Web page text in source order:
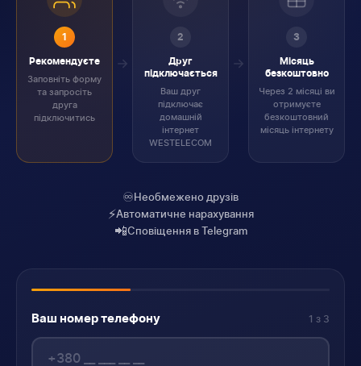
1
Рекомендуєте
Заповніть форму
та запросіть
друга
підключитись
2
Друг
підключається
Ваш друг
підключає
домашній
інтернет
WESTELECOM
3
Місяць
безкоштовно
Через 2 місяці ви
отримуєте
безкоштовний
місяць інтернету
♾️Необмежено друзів
⚡Автоматичне нарахування
📲Сповіщення в Telegram
Ваш номер телефону 1 з 3